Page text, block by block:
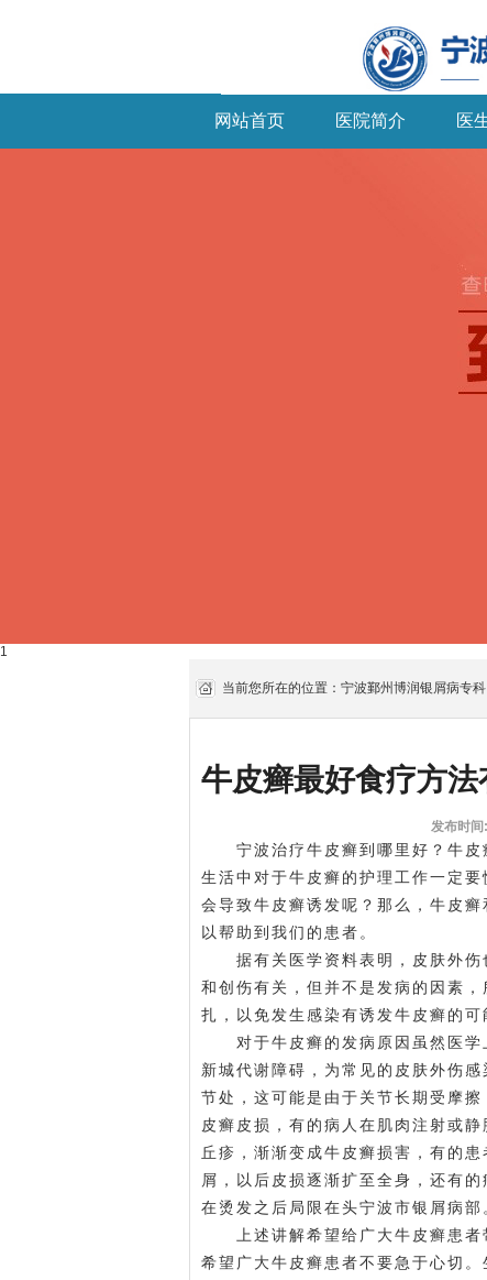
网站首页 医院简介 医
1
当前您所在的位置： 宁波鄞州博润银屑病专科
牛皮癣最好食疗方
发布时
宁波治疗牛皮癣到哪里好？牛皮
生活中对于牛皮癣的护理工作一定
会导致牛皮癣诱发呢？那么，牛皮
以帮助到我们的患者。
据有关医学资料表明，皮肤外伤
和创伤有关，但并不是发病的因素
扎，以免发生感染有诱发牛皮癣的可
对于牛皮癣的发病原因虽然医学
新城代谢障碍，为常见的皮肤外伤
节处，这可能是由于关节长期受摩
皮癣皮损，有的病人在肌肉注射或
丘疹，渐渐变成牛皮癣损害，有的
屑，以后皮损逐渐扩至全身，还有
在烫发之后局限在头宁波市银屑病部
上述讲解希望给广大牛皮癣患者
希望广大牛皮癣患者不要急于心切